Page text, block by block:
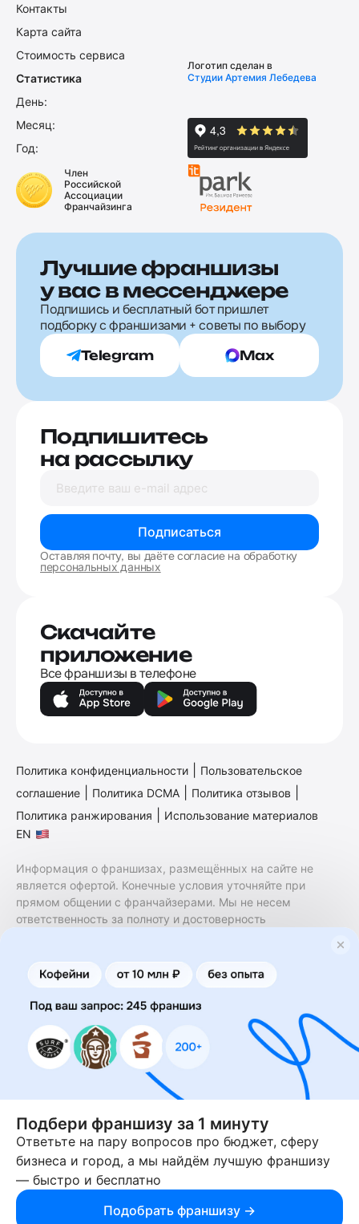
Контакты
Карта сайта
Стоимость сервиса
Статистика
День:
Месяц:
Год:
Логотип сделан в
Студии Артемия Лебедева
Член
Российской
Ассоциации
Франчайзинга
Лучшие франшизы
у вас в мессенджере
Подпишись и бесплатный бот пришлет
подборку с франшизами + советы по выбору
Telegram Max
Подпишитесь
на рассылку
Подписаться
Оставляя почту, вы даёте согласие на обработку
персональных данных
Скачайте
приложение
Все франшизы в телефоне
Политика конфиденциальности
Пользовательское
соглашение
Политика DCMA Политика отзывов
Политика ранжирования
Использование материалов
EN
Информация о франшизах, размещённых на сайте не
является офертой. Конечные условия уточняйте при
прямом общении с франчайзерами. Мы не несем
ответственность за полноту и достоверность
финансовые услуги. Заключение договоров
коммерческой концессии (франчайзинга) осуществляется
правообладателями/их представителями. Бизнесменс.ру
не является посредником или представителем
правообладателя и не несет ответственность за условия
предоставления франшизы и действия лиц,
осуществленные на основании информации, имеющейся
на сайте или полученной через него. За достоверность
предоставленной информации несет ответственность
правообладатель.
© 2013-2026 Бизнесменс.ру. ИП Богомолов Ю. А. ИНН
166109472099 ОГРН 1315169000030181.
При использовании материалов гиперссылка на businessmens.ru
обязательна. 12+
Подбери франшизу за 1 минуту
Ответьте на пару вопросов про бюджет, сферу
бизнеса и город, а мы найдём лучшую франшизу
— быстро и бесплатно
Подобрать франшизу →